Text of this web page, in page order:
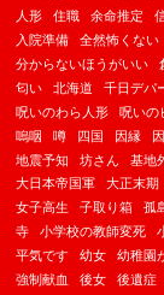
人形
住職 余命推定
入院準備
全然怖くない
分からないほうがいい
匂い
北海道 千日デパ
呪いのわら人形
呪いの
嗚咽
噂 四国 因縁
地震予知
坊さん 基地
大日本帝国軍
大正末期
女子高生
子取り箱 孤
寺
小学校の教師変死
平気です
幼女 幼稚園
強制献血
後女 後遺症